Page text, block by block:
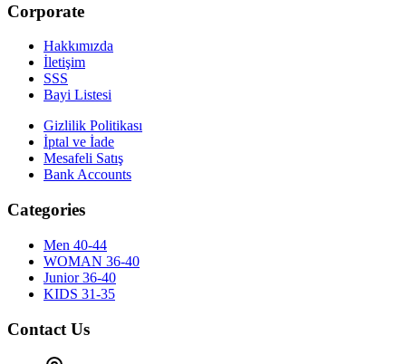
Corporate
Hakkımızda
İletişim
SSS
Bayi Listesi
Gizlilik Politikası
İptal ve İade
Mesafeli Satış
Bank Accounts
Categories
Men 40-44
WOMAN 36-40
Junior 36-40
KIDS 31-35
Contact Us